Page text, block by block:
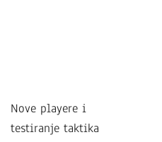
Nove playere i
testiranje taktika